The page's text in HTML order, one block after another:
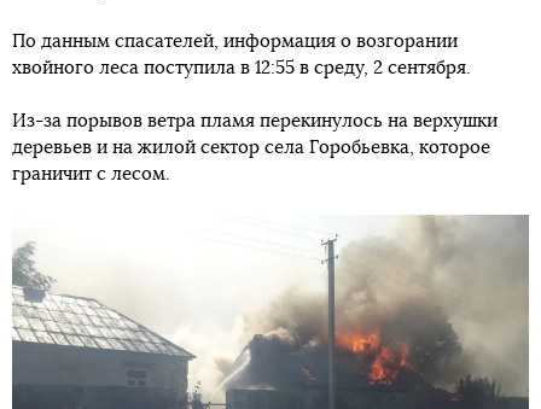
По данным спасателей, информация о возгорании
хвойного леса поступила в 12:55 в среду, 2 сентября.
Из-за порывов ветра пламя перекинулось на верхушки
деревьев и на жилой сектор села Горобьевка, которое
граничит с лесом.